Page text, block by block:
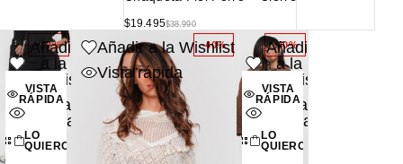
$38.990
$19.495
-32%
Añadir
a la
Wishlist
Vista
rápida
VISTA
RÁPIDA
LO
QUIERO
-40%
Añadir a la Wishlist
Vista rápida
-40%
Añadir
a la
Wishlist
Vista
rápida
VISTA
RÁPIDA
LO
QUIERO